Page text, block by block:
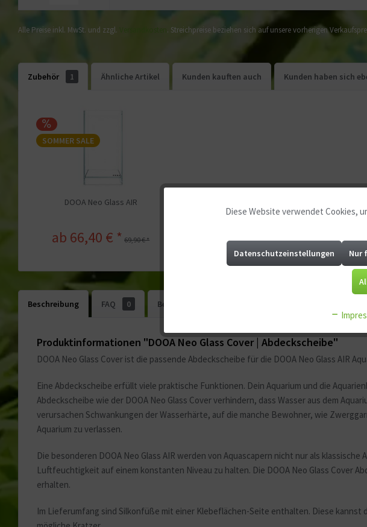
Alle Preise inkl. MwSt. und zzgl. . Streichpreise beziehen sich auf unsere vorherigen
Zubehör 1 Ähnliche Artikel Kunden kauften auch Kunden haben sich
SOMMER SALE
DOOA Neo Glass AIR
ab 66,40 € * 69,90 € *
Beschreibung FAQ 0 Bewertungen
Produktinformationen "DOOA Neo Glass Cover | Abdeckscheibe"
DOOA Neo Glass Cover ist die passende Abdeckscheibe für die DOOA Neo Glass AIR
Eine Abdeckscheibe erfüllt viele praktische Funktionen. Dein Aquarium und die
Abdeckscheibe wie der DOOA Neo Glass Cover verhindern, dass Wasser aus dem
verursachen Schwankungen der Wasserhärte, auf die manche Bewohner, wie
Aquarium zu verlassen.
Die besonderen DOOA Neo Glass AIR werden von Aquascapern nicht nur als
Luftfeuchtigkeit auf einem konstanten Niveau zu halten. Die DOOA Neo Glass Cover
erhalten.
Im Lieferumfang sind Silkonfüße mit einer Klebeflächen-Seite enthalten. Diese
Funktionale
Marketing
Sonstige
Diese Website verwendet Cookies,
Datenschutzeinstellungen Nur